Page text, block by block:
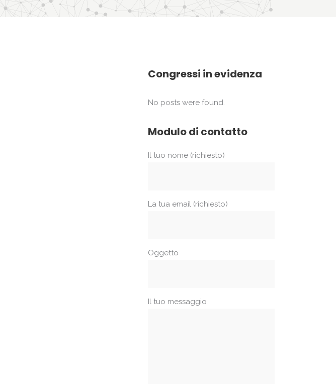
Congressi in evidenza
No posts were found.
Modulo di contatto
Il tuo nome (richiesto)
La tua email (richiesto)
Oggetto
Il tuo messaggio